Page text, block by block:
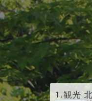
1.観光